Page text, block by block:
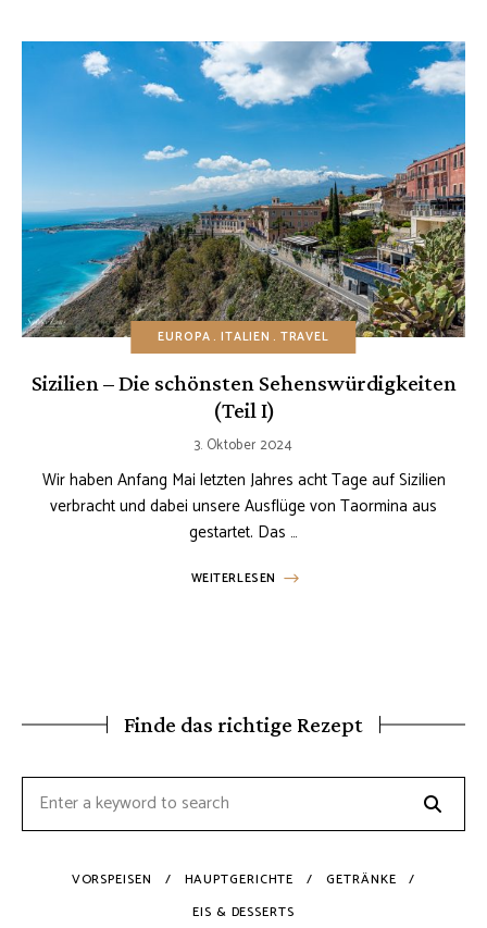
EUROPA ITALIEN TRAVEL
Sizilien – Die schönsten Sehenswürdigkeiten
(Teil I)
3. Oktober 2024
Wir haben Anfang Mai letzten Jahres acht Tage auf Sizilien
verbracht und dabei unsere Ausflüge von Taormina aus
gestartet. Das …
WEITERLESEN
Finde das richtige Rezept
VORSPEISEN HAUPTGERICHTE
GETRÄNKE
EIS & DESSERTS